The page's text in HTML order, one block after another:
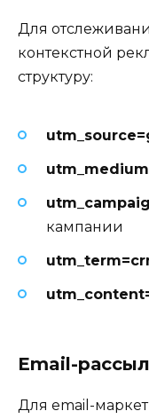
Для
контекстной
структуру:
кампании
Email-
Для email-